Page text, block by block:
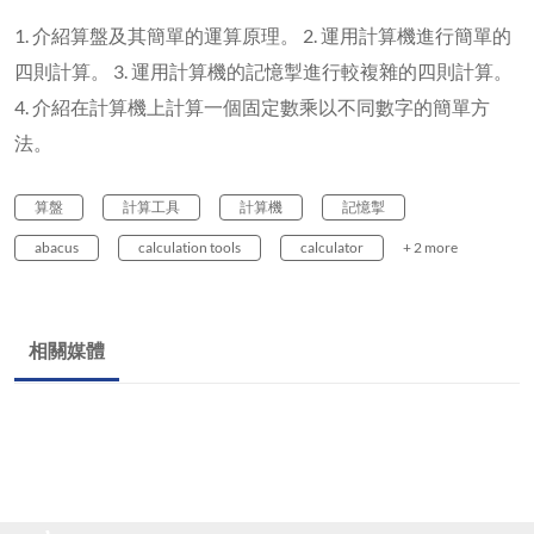
1. 介紹算盤及其簡單的運算原理。 2. 運用計算機進行簡單的
四則計算。 3. 運用計算機的記憶掣進行較複雜的四則計算。
4. 介紹在計算機上計算一個固定數乘以不同數字的簡單方
法。
算盤 計算工具 計算機 記憶掣
abacus calculation tools calculator + 2 more
相關媒體